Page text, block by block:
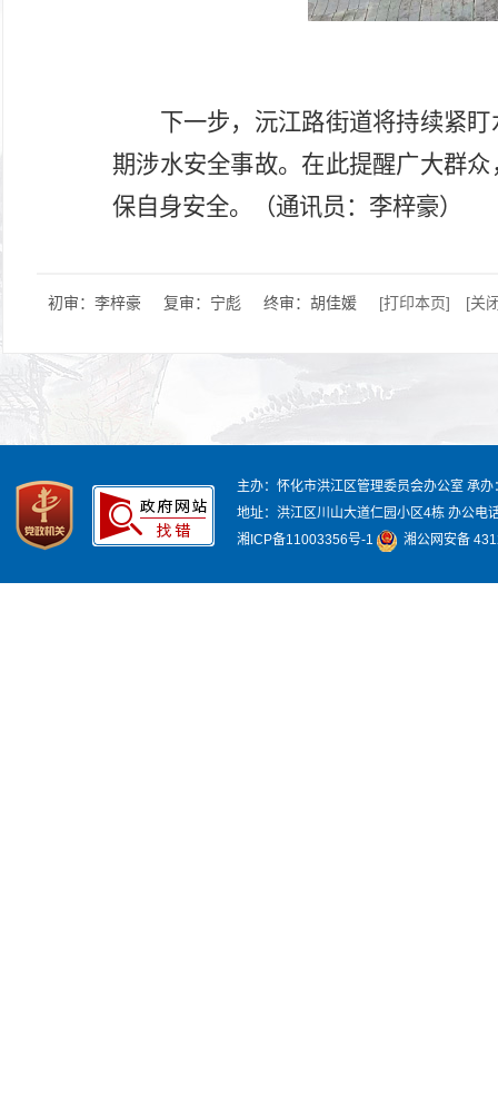
下一步，沅江路街道将持续紧
期涉水安全事故。在此提醒广大群
保自身安全。（通讯员：李梓豪）
初审：李梓豪 复审：宁彪 终审：胡佳媛 [打印本页] [关
主办：怀化市洪江区管理委员会办公室 承办
地址：洪江区川山大道仁园小区4栋 办公电
湘ICP备11003356号-1
湘公网安备